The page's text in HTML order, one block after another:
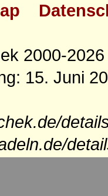
2000-2026
15. Juni